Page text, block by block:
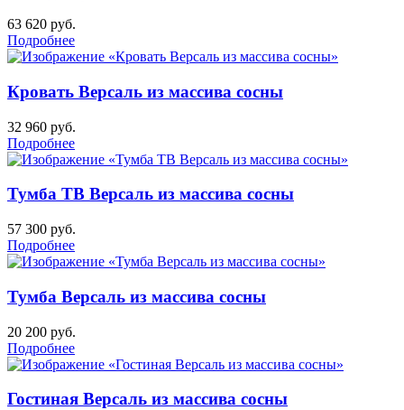
63 620 руб.
Подробнее
Кровать Версаль из массива сосны
32 960 руб.
Подробнее
Тумба ТВ Версаль из массива сосны
57 300 руб.
Подробнее
Тумба Версаль из массива сосны
20 200 руб.
Подробнее
Гостиная Версаль из массива сосны